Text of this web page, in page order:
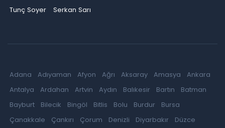
Tunç Soyer
Serkan Sarı
Adana Adıyaman Afyon Ağrı Aksaray Amasya
Ankara
Antalya
Ardahan Artvin Aydın Balıkesir Bartın
Batman
Bayburt
Bilecik Bingöl Bitlis Bolu Burdur
Bursa
Çanakkale
Çankırı Çorum Denizli Diyarbakır
Düzce